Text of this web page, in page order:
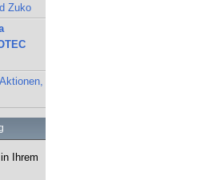
Zuko
Ihrem